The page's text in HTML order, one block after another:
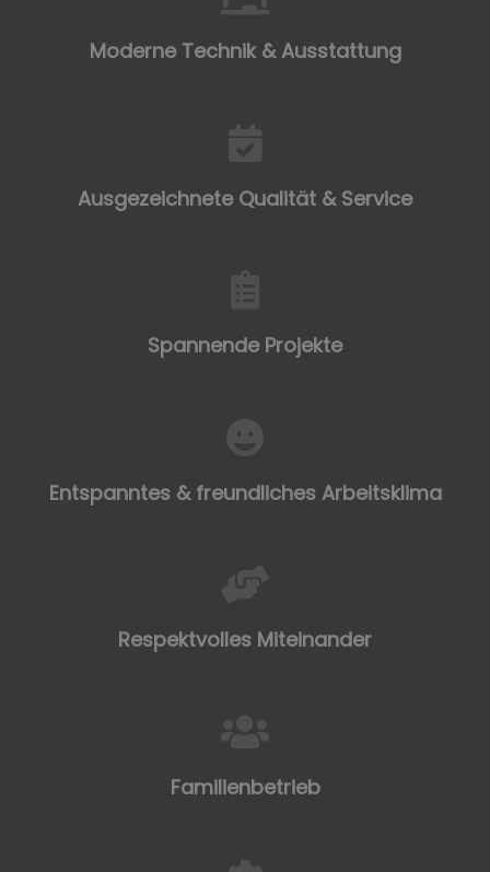
Moderne Technik & Ausstattung
Ausgezeichnete Qualität & Service
Spannende Projekte​
Entspanntes & freundliches Arbeitsklima
Respektvolles Miteinander
Familienbetrieb